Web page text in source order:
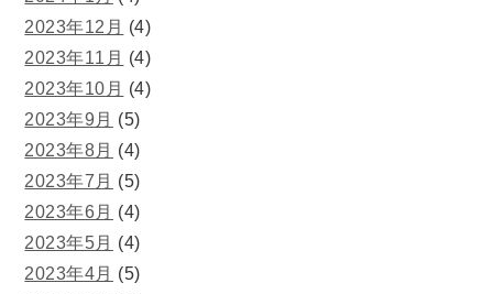
2023年12月 (4)
2023年11月 (4)
2023年10月 (4)
2023年9月 (5)
2023年8月 (4)
2023年7月 (5)
2023年6月 (4)
2023年5月 (4)
2023年4月 (5)